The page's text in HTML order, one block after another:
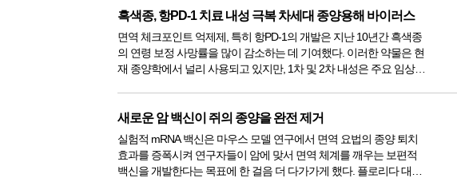
흑색종, 항PD-1 치료 내성 극복 차세대 종양용해 바이러스
면역 체크포인트 억제제, 특히 항PD-1의 개발은 지난 10년간 흑색종
의 연령 보정 사망률을 많이 감소하는 데 기여했다. 이러한 약물은 현
재 종양학에서 널리 사용되고 있지만, 1차 및 2차 내성은 주요 임상
새로운 암 백신이 쥐의 종양을 완전 제거
실험적 mRNA 백신은 마우스 모델 연구에서 면역 요법의 종양 퇴치
효과를 증폭시켜 연구자들이 암에 맞서 면역 체계를 깨우는 보편적
백신을 개발한다는 목표에 한 걸음 더 다가가게 했다. 플로리다 대학